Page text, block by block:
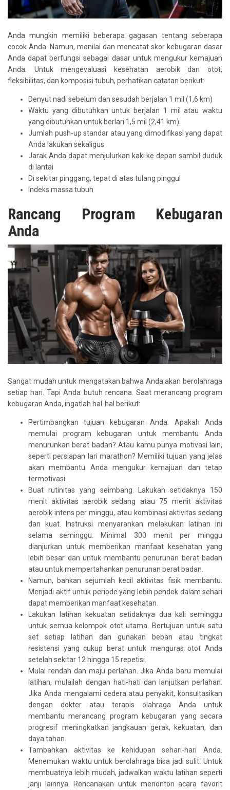
Anda mungkin memiliki beberapa gagasan tentang seberapa
cocok Anda. Namun, menilai dan mencatat skor kebugaran dasar
Anda dapat berfungsi sebagai dasar untuk mengukur kemajuan
Anda. Untuk mengevaluasi kesehatan aerobik dan otot,
fleksibilitas, dan komposisi tubuh, perhatikan catatan berikut:
Denyut nadi sebelum dan sesudah berjalan 1 mil (1,6 km)
Waktu yang dibutuhkan untuk berjalan 1 mil atau waktu
yang dibutuhkan untuk berlari 1,5 mil (2,41 km)
Jumlah push-up standar atau yang dimodifikasi yang dapat
Anda lakukan sekaligus
Jarak Anda dapat menjulurkan kaki ke depan sambil duduk
di lantai
Di sekitar pinggang, tepat di atas tulang pinggul
Indeks massa tubuh
Rancang Program Kebugaran
Anda
Sangat mudah untuk mengatakan bahwa Anda akan berolahraga
setiap hari. Tapi Anda butuh rencana. Saat merancang program
kebugaran Anda, ingatlah hal-hal berikut:
Pertimbangkan tujuan kebugaran Anda. Apakah Anda
memulai program kebugaran untuk membantu Anda
menurunkan berat badan? Atau kamu punya motivasi lain,
seperti persiapan lari marathon? Memiliki tujuan yang jelas
akan membantu Anda mengukur kemajuan dan tetap
termotivasi.
Buat rutinitas yang seimbang. Lakukan setidaknya 150
menit aktivitas aerobik sedang atau 75 menit aktivitas
aerobik intens per minggu, atau kombinasi aktivitas sedang
dan kuat. Instruksi menyarankan melakukan latihan ini
selama seminggu. Minimal 300 menit per minggu
dianjurkan untuk memberikan manfaat kesehatan yang
lebih besar dan untuk membantu penurunan berat badan
atau untuk mempertahankan penurunan berat badan.
Namun, bahkan sejumlah kecil aktivitas fisik membantu.
Menjadi aktif untuk periode yang lebih pendek dalam sehari
dapat memberikan manfaat kesehatan.
Lakukan latihan kekuatan setidaknya dua kali seminggu
untuk semua kelompok otot utama. Bertujuan untuk satu
set setiap latihan dan gunakan beban atau tingkat
resistensi yang cukup berat untuk menguras otot Anda
setelah sekitar 12 hingga 15 repetisi.
Mulai rendah dan maju perlahan. Jika Anda baru memulai
latihan, mulailah dengan hati-hati dan lanjutkan perlahan.
Jika Anda mengalami cedera atau penyakit, konsultasikan
dengan dokter atau terapis olahraga Anda untuk
membantu merancang program kebugaran yang secara
progresif meningkatkan jangkauan gerak, kekuatan, dan
daya tahan.
Tambahkan aktivitas ke kehidupan sehari-hari Anda.
Menemukan waktu untuk berolahraga bisa jadi sulit. Untuk
membuatnya lebih mudah, jadwalkan waktu latihan seperti
janji lainnya. Rencanakan untuk menonton acara favorit